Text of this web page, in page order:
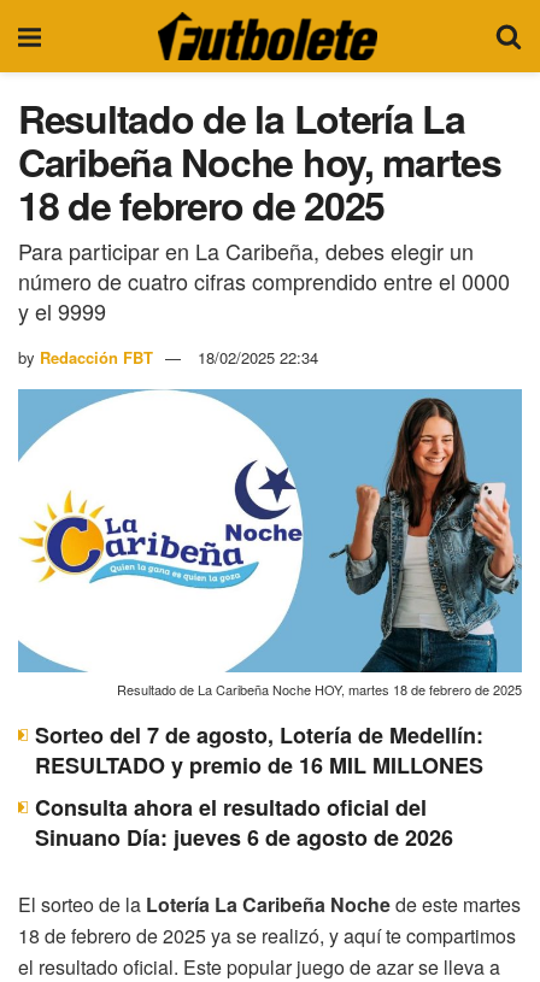
Resultado de la Lotería La
Caribeña Noche hoy, martes
18 de febrero de 2025
Para participar en La Caribeña, debes elegir un
número de cuatro cifras comprendido entre el 0000
y el 9999
by Redacción FBT 18/02/2025 22:34
Resultado de La Caribeña Noche HOY, martes 18 de febrero de 2025
Sorteo del 7 de agosto, Lotería de Medellín:
RESULTADO y premio de 16 MIL MILLONES
Consulta ahora el resultado oficial del
Sinuano Día: jueves 6 de agosto de 2026
El sorteo de la Lotería La Caribeña Nochede este martes
18 de febrero de 2025 ya se realizó, y aquí te compartimos
el resultado oficial. Este popular juego de azar se lleva a